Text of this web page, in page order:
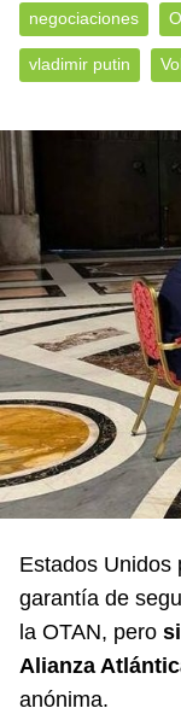
negociaciones
vladimir putin
Estados Unidos
garantía de
la OTAN, pero
Alianza
anónima.